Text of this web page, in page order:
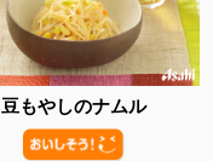
豆もやしのナムル